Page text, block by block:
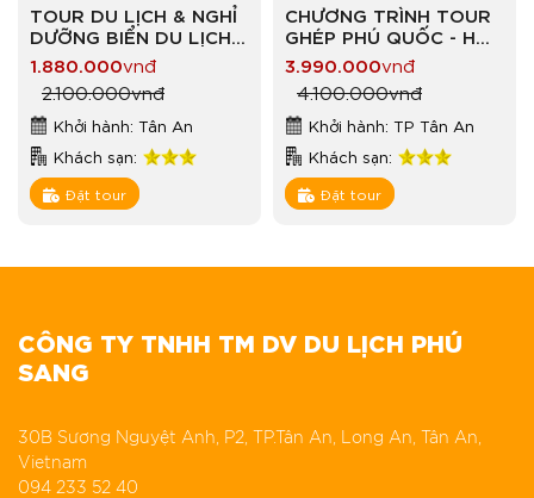
TOUR DU LỊCH & NGHỈ
DƯỠNG BIỂN DU LỊCH
BIỂN VỊNH VĨNH HY –
NINH CHỮ
1.880.000vnđ
2.100.000vnđ
Khởi hành: Tân An
Khách sạn:
Đặt tour
CHƯƠNG TRÌNH TOUR
GHÉP PHÚ QUỐC - HÒN
THƠM VẪY GỌI
3.990.000vnđ
4.100.000vnđ
Khởi hành: TP Tân An
Khách sạn:
Đặt tour
CÔNG TY TNHH TM DV DU LỊCH PHÚ
SANG
30B Sương Nguyệt Anh, P2, TP.Tân An, Long An, Tân An,
Vietnam
094 233 52 40